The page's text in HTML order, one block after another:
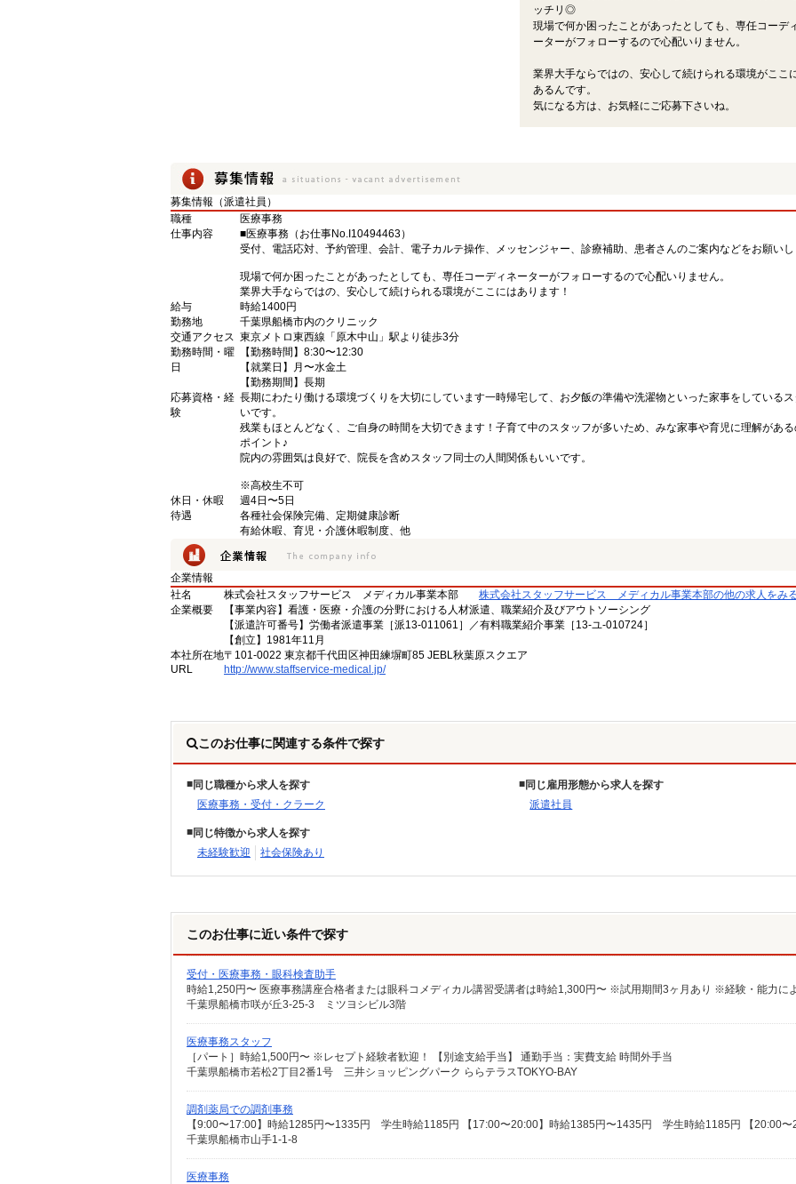
ッチリ◎
現場で何か困ったことがあったとしても、専任コーデ
ーターがフォローするので心配いりません。
業界大手ならではの、安心して続けられる環境がここ
あるんです。
気になる方は、お気軽にご応募下さいね。
募集情報（派遣社員）
職種
医療事務
仕事内容
■医療事務（お仕事No.I10494463）
受付、電話応対、予約管理、会計、電子カルテ操作、メッセンジャー、診療補助、患者さんのご案内などをお願い
現場で何か困ったことがあったとしても、専任コーディネーターがフォローするので心配いりません。
業界大手ならではの、安心して続けられる環境がここにはあります！
給与
時給1400円
勤務地
千葉県船橋市内のクリニック
交通アクセス 東京メトロ東西線「原木中山」駅より徒歩3分
勤務時間・曜
日
【勤務時間】8:30〜12:30
【就業日】月〜水金土
【勤務期間】長期
応募資格・経
験
長期にわたり働ける環境づくりを大切にしています一時帰宅して、お夕飯の準備や洗濯物といった家事をしている
いです。
残業もほとんどなく、ご自身の時間を大切できます！子育て中のスタッフが多いため、みな家事や育児に理解があ
ポイント♪
院内の雰囲気は良好で、院長を含めスタッフ同士の人間関係もいいです。
※高校生不可
休日・休暇
週4日〜5日
待遇
各種社会保険完備、定期健康診断
有給休暇、育児・介護休暇制度、他
企業情報
社名
株式会社スタッフサービス メディカル事業本部
株式会社スタッフサービス メディカル事業本部の他の求人をみ
企業概要
【事業内容】看護・医療・介護の分野における人材派遣、職業紹介及びアウトソーシング
【派遣許可番号】労働者派遣事業［派13-011061］／有料職業紹介事業［13-ユ-010724］
【創立】1981年11月
本社所在地〒101-0022 東京都千代田区神田練塀町85 JEBL秋葉原スクエア
URL
http://www.staffservice-medical.jp/
このお仕事に関連する条件で探す
同じ職種から求人を探す
医療事務・受付・クラーク
同じ雇用形態から求人を探す
派遣社員
同じ特徴から求人を探す
未経験歓迎
社会保険あり
このお仕事に近い条件で探す
受付・医療事務・眼科検査助手
時給1,250円〜 医療事務講座合格者または眼科コメディカル講習受講者は時給1,300円〜 ※試用期間3ヶ月あり ※経験・能力に
千葉県船橋市咲が丘3-25-3 ミツヨシビル3階
医療事務スタッフ
［パート］時給1,500円〜 ※レセプト経験者歓迎！ 【別途支給手当】 通勤手当：実費支給 時間外手当
千葉県船橋市若松2丁目2番1号 三井ショッピングパーク ららテラスTOKYO-BAY
調剤薬局での調剤事務
千葉県船橋市山手1-1-8
医療事務